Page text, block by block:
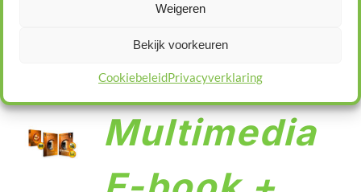
Weigeren
Bekijk voorkeuren
CookiebeleidPrivacyverklaring
TOEVOEGEN
AAN
WINKELWAGEN Multimedia